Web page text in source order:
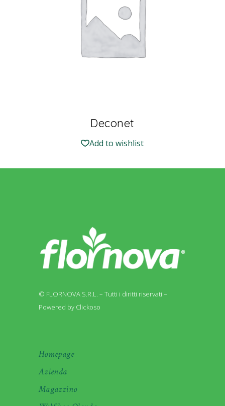
Deconet
Add to wishlist
© FLORNOVA S.R.L. – Tutti i diritti riservati –
Powered by Clickoso
Homepage
Azienda
Magazzino